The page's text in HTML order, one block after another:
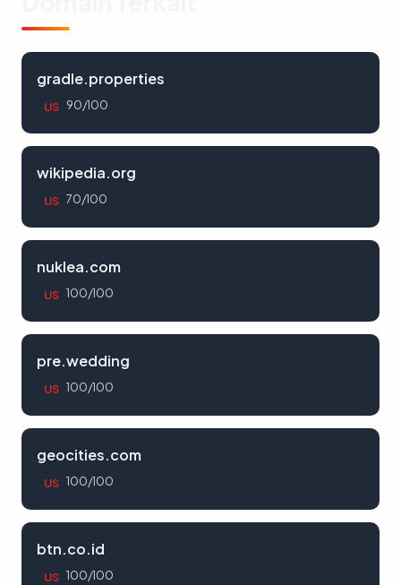
gradle.properties
US 90/100
wikipedia.org
US 70/100
nuklea.com
US 100/100
pre.wedding
US 100/100
geocities.com
US 100/100
btn.co.id
US 100/100